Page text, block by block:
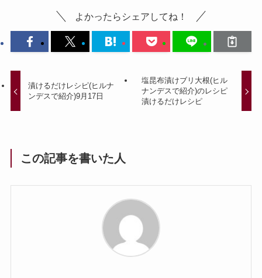
よかったらシェアしてね！
漬けるだけレシピ(ヒルナ
ンデスで紹介)9月17日
塩昆布漬けブリ大根(ヒル
ナンデスで紹介)のレシピ
漬けるだけレシピ
この記事を書いた人